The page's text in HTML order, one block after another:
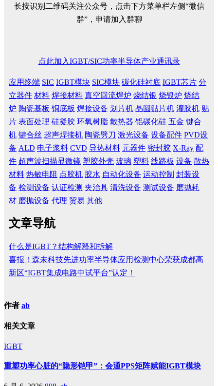
长按识别二维码关注公众号，点击下方菜单栏左侧“微信
群”，申请加入群聊
点此加入IGBT/SIC功率半导体产业通讯录
应用终端 SIC IGBT模块 SIC模块 碳化硅衬底 IGBT芯片 分
立器件 材料 焊接材料 真空回流焊炉 烧结银 烧银炉 烧结
炉 陶瓷基板 铜底板 焊接设备 划片机 晶圆贴片机 灌胶机 贴
片 表面处理 硅凝胶 环氧树脂 散热器 铝碳化硅 五金 键合
机 键合丝 超声焊接机 陶瓷劈刀 激光设备 设备配件 PVD设
备 ALD 电子浆料 CVD 导热材料 元器件 密封胶 X-Ray 配
件 超声波扫描显微镜 塑胶外壳 玻璃 塑料 线路板 设备 散热
材料 热敏电阻 点胶机 胶水 自动化设备 运动控制 封装设
备 检测设备 认证检测 夹治具 清洗设备 测试设备 磨抛耗
材 磨抛设备 代理 贸易 其他
文章导航
什么是IGBT？结构解释和拆解
喜报！森未科技先进功率半导体应用检测中心荣获成都高
新区“IGBT集成电路中试平台”认定！
作者 ab
相关文章
IGBT
重塑功率心脏的“隐形铠甲”：会通PPS矩阵赋能IGBT模块